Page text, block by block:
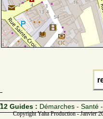
12 Guides : Démarches - Santé
Copyright Yalta Production - Janvier